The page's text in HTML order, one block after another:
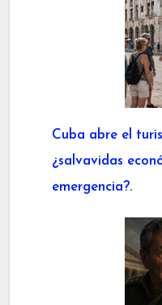
Cuba abre el
¿salvavidas
emergencia?.